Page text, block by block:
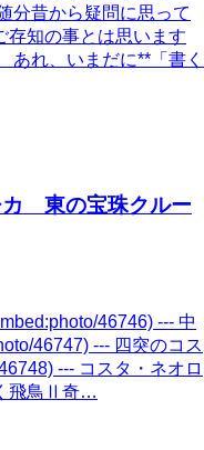
分昔から疑問に思って
存知の事とは思います
あれ、いまだに**「書く
東の宝珠クルー
46746) --- 中
46747) --- 四突のコス
--- コスタ・ネオロ
飛鳥Ⅱ奇…